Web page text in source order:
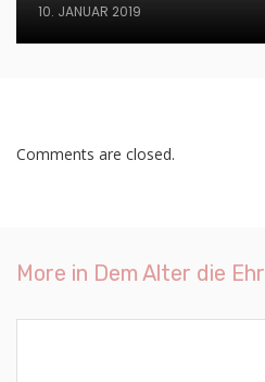
10. JANUAR 2019
Comments are closed.
More in Dem Alter die Ehr